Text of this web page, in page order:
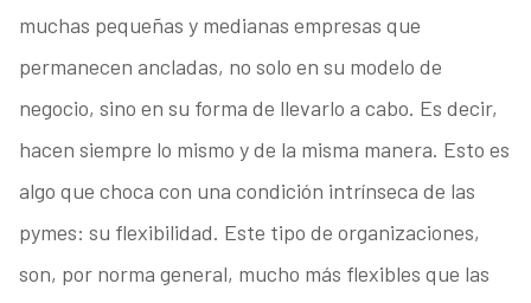
muchas pequeñas y medianas empresas que
permanecen ancladas, no solo en su modelo de
negocio, sino en su forma de llevarlo a cabo. Es decir,
hacen siempre lo mismo y de la misma manera. Esto es
algo que choca con una condición intrínseca de las
pymes: su flexibilidad. Este tipo de organizaciones,
son, por norma general, mucho más flexibles que las